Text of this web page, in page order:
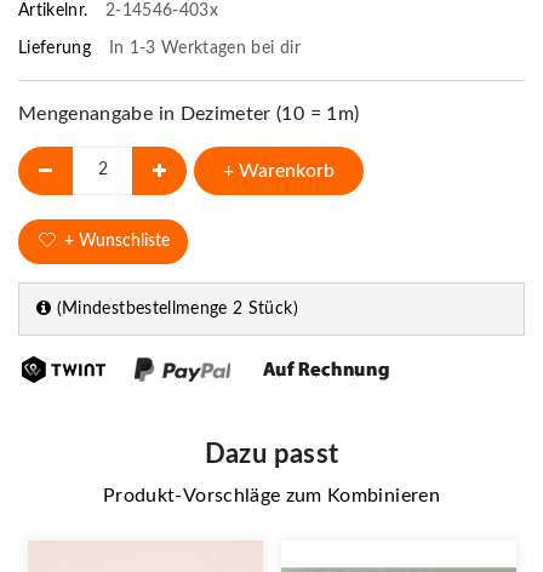
Artikelnr. 2-14546-403x
Lieferung In 1-3 Werktagen bei dir
Mengenangabe in Dezimeter (10 = 1m)
+ Warenkorb
+ Wunschliste
(Mindestbestellmenge 2 Stück)
Dazu passt
Produkt-Vorschläge zum Kombinieren